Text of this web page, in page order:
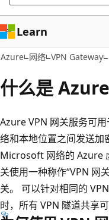
Learn
Azure 网络 VPN Gateway
什么是
Azure VPN 网关服务可
络和本地位置之间发送加
Microsoft 网络的 Azure
关使用一种称作“VPN 网
关。 可以针对相同的
时，所有 VPN 隧道共享